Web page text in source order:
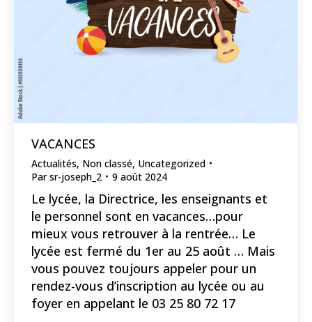
VACANCES
Actualités, Non classé, Uncategorized
Parsr-joseph_2 9 août 2024
Le lycée, la Directrice, les enseignants et
le personnel sont en vacances…pour
mieux vous retrouver à la rentrée… Le
lycée est fermé du 1er au 25 août … Mais
vous pouvez toujours appeler pour un
rendez-vous d’inscription au lycée ou au
foyer en appelant le 03 25 80 72 17